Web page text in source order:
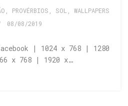
PROVÉRBIOS SOL
WALLPAPERS
08/08/2019
| 1024 x 768 | 1280
x 768 | 1920 x…